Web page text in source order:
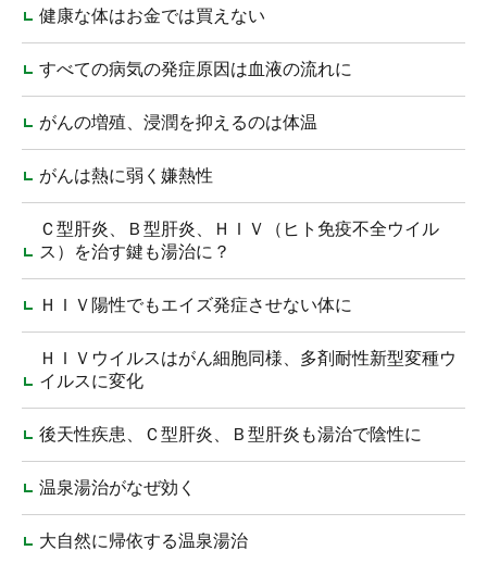
健康な体はお金では買えない
すべての病気の発症原因は血液の流れに
がんの増殖、浸潤を抑えるのは体温
がんは熱に弱く嫌熱性
Ｃ型肝炎、Ｂ型肝炎、ＨＩＶ（ヒト免疫不全ウイル
ス）を治す鍵も湯治に？
ＨＩＶ陽性でもエイズ発症させない体に
ＨＩＶウイルスはがん細胞同様、多剤耐性新型変種ウ
イルスに変化
後天性疾患、Ｃ型肝炎、Ｂ型肝炎も湯治で陰性に
温泉湯治がなぜ効く
大自然に帰依する温泉湯治